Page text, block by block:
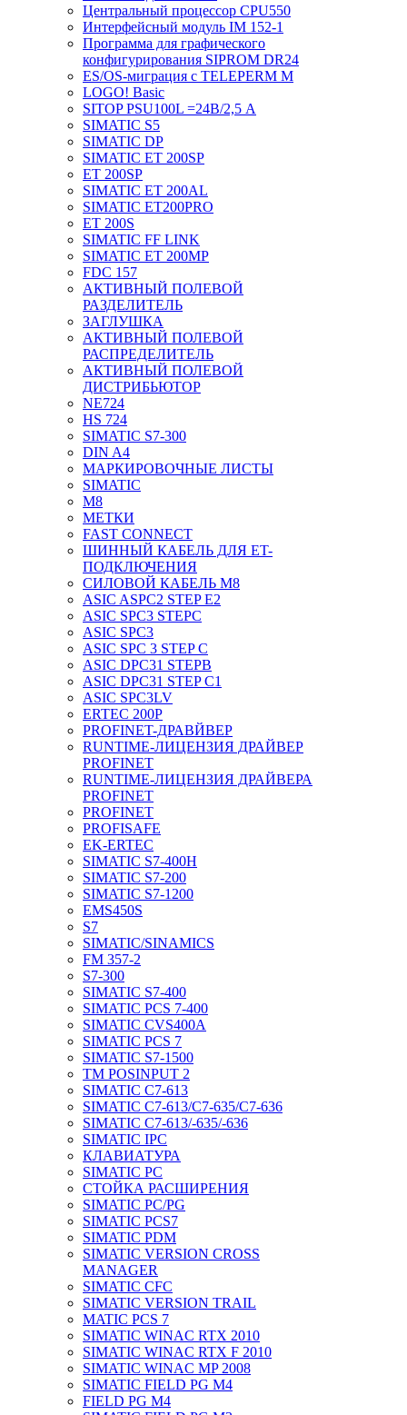
Центральный процессор CPU550
Интерфейсный модуль IM 152-1
Программа для графического
конфигурирования SIPROM DR24
ES/OS-миграция с TELEPERM M
LOGO! Basic
SITOP PSU100L =24В/2,5 A
SIMATIC S5
SIMATIC DP
SIMATIC ET 200SP
ET 200SP
SIMATIC ET 200AL
SIMATIC ET200PRO
ET 200S
SIMATIC FF LINK
SIMATIC ET 200MP
FDC 157
АКТИВНЫЙ ПОЛЕВОЙ
РАЗДЕЛИТЕЛЬ
ЗАГЛУШКА
АКТИВНЫЙ ПОЛЕВОЙ
РАСПРЕДЕЛИТЕЛЬ
АКТИВНЫЙ ПОЛЕВОЙ
ДИСТРИБЬЮТОР
NE724
HS 724
SIMATIC S7-300
DIN A4
МАРКИРОВОЧНЫЕ ЛИСТЫ
SIMATIC
M8
МЕТКИ
FAST CONNECT
ШИННЫЙ КАБЕЛЬ ДЛЯ ET-
ПОДКЛЮЧЕНИЯ
СИЛОВОЙ КАБЕЛЬ M8
ASIC ASPC2 STEP E2
ASIC SPC3 STEPC
ASIC SPC3
ASIC SPC 3 STEP C
ASIC DPC31 STEPB
ASIC DPC31 STEP C1
ASIC SPC3LV
ERTEC 200P
PROFINET-ДРАВЙВЕР
RUNTIME-ЛИЦЕНЗИЯ ДРАЙВЕР
PROFINET
RUNTIME-ЛИЦЕНЗИЯ ДРАЙВЕРА
PROFINET
PROFINET
PROFISAFE
EK-ERTEC
SIMATIC S7-400H
SIMATIC S7-200
SIMATIC S7-1200
EMS450S
S7
SIMATIC/SINAMICS
FM 357-2
S7-300
SIMATIC S7-400
SIMATIC PCS 7-400
SIMATIC CVS400A
SIMATIC PCS 7
SIMATIC S7-1500
TM POSINPUT 2
SIMATIC C7-613
SIMATIC C7-613/C7-635/C7-636
SIMATIC C7-613/-635/-636
SIMATIC IPC
КЛАВИАТУРА
SIMATIC PC
СТОЙКА РАСШИРЕНИЯ
SIMATIC PC/PG
SIMATIC PCS7
SIMATIC PDM
SIMATIC VERSION CROSS
MANAGER
SIMATIC CFC
SIMATIC VERSION TRAIL
MATIC PCS 7
SIMATIC WINAC RTX 2010
SIMATIC WINAC RTX F 2010
SIMATIC WINAC MP 2008
SIMATIC FIELD PG M4
FIELD PG M4